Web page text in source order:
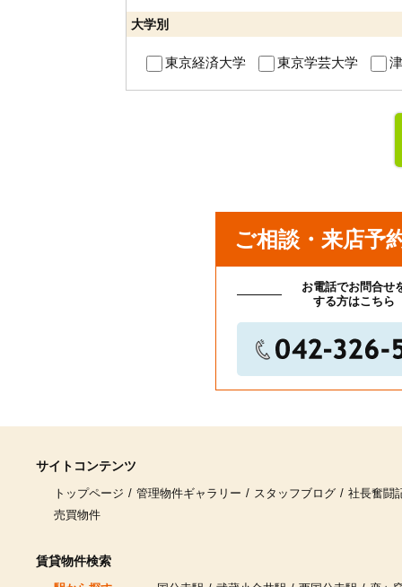
大学別
東京経済大学 東京学芸大学
ご相談・来店予
お電話でお問合せ
する方はこちら
サイトコンテンツ
トップページ 管理物件ギャラリー スタッフブログ
社長奮闘
売買物件
賃貸物件検索